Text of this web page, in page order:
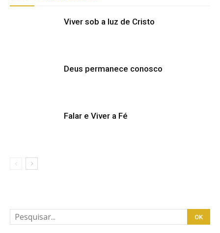
Viver sob a luz de Cristo
Deus permanece conosco
Falar e Viver a Fé